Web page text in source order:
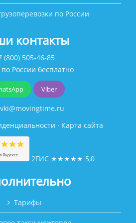
по России
контакты
(800) 505-46-85
России бесплатно
Viber
· Карта сайта
2ГИС ★★★★★ 5,0
Тарифы